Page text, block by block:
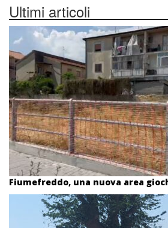
Ultimi articoli
Fiumefreddo, una nuova area